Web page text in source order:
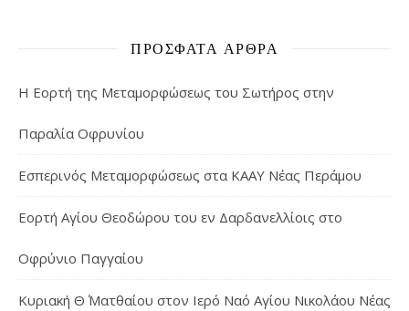
ΠΡΌΣΦΑΤΑ ΆΡΘΡΑ
Η Εορτή της Μεταμορφώσεως του Σωτήρος στην
Παραλία Οφρυνίου
Εσπερινός Μεταμορφώσεως στα ΚΑΑΥ Νέας Περάμου
Εορτή Αγίου Θεοδώρου του εν Δαρδανελλίοις στο
Οφρύνιο Παγγαίου
Κυριακή Θ΄ Ματθαίου στον Ιερό Ναό Αγίου Νικολάου Νέας